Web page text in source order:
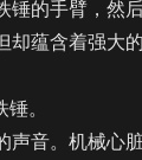
的手臂，然
却蕴含着强大
。
音。机械心